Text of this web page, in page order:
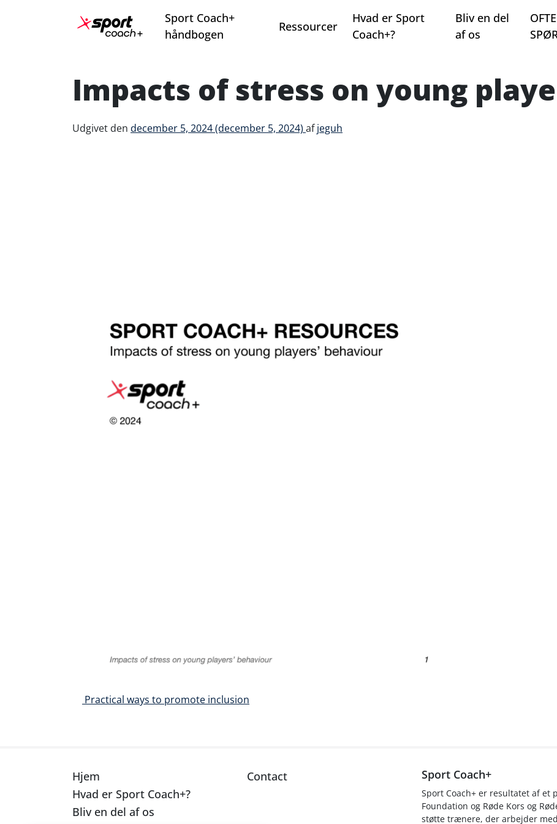
Hovednavigation
Sport Coach+
håndbogen
Ressourcer
Hvad er Sport
Coach+?
Bliv en del
af os
Impacts of stress on young
Udgivet den december 5, 2024(december 5, 2024) af jeguh
Indlæg navigation
Practical ways to promote inclusion
Hjem
Hvad er Sport Coach+?
Bliv en del af os
Contact Sport Coach+
Sport Coach+ er resultatet af et
Foundation og Røde Kors og
støtte trænere, der arbejder